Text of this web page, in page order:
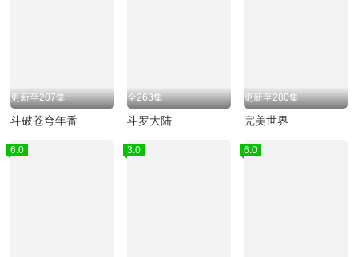
更新至207集
斗破苍穹年番
全263集
斗罗大陆
更新至280集
完美世界
6.0 3.0 6.0